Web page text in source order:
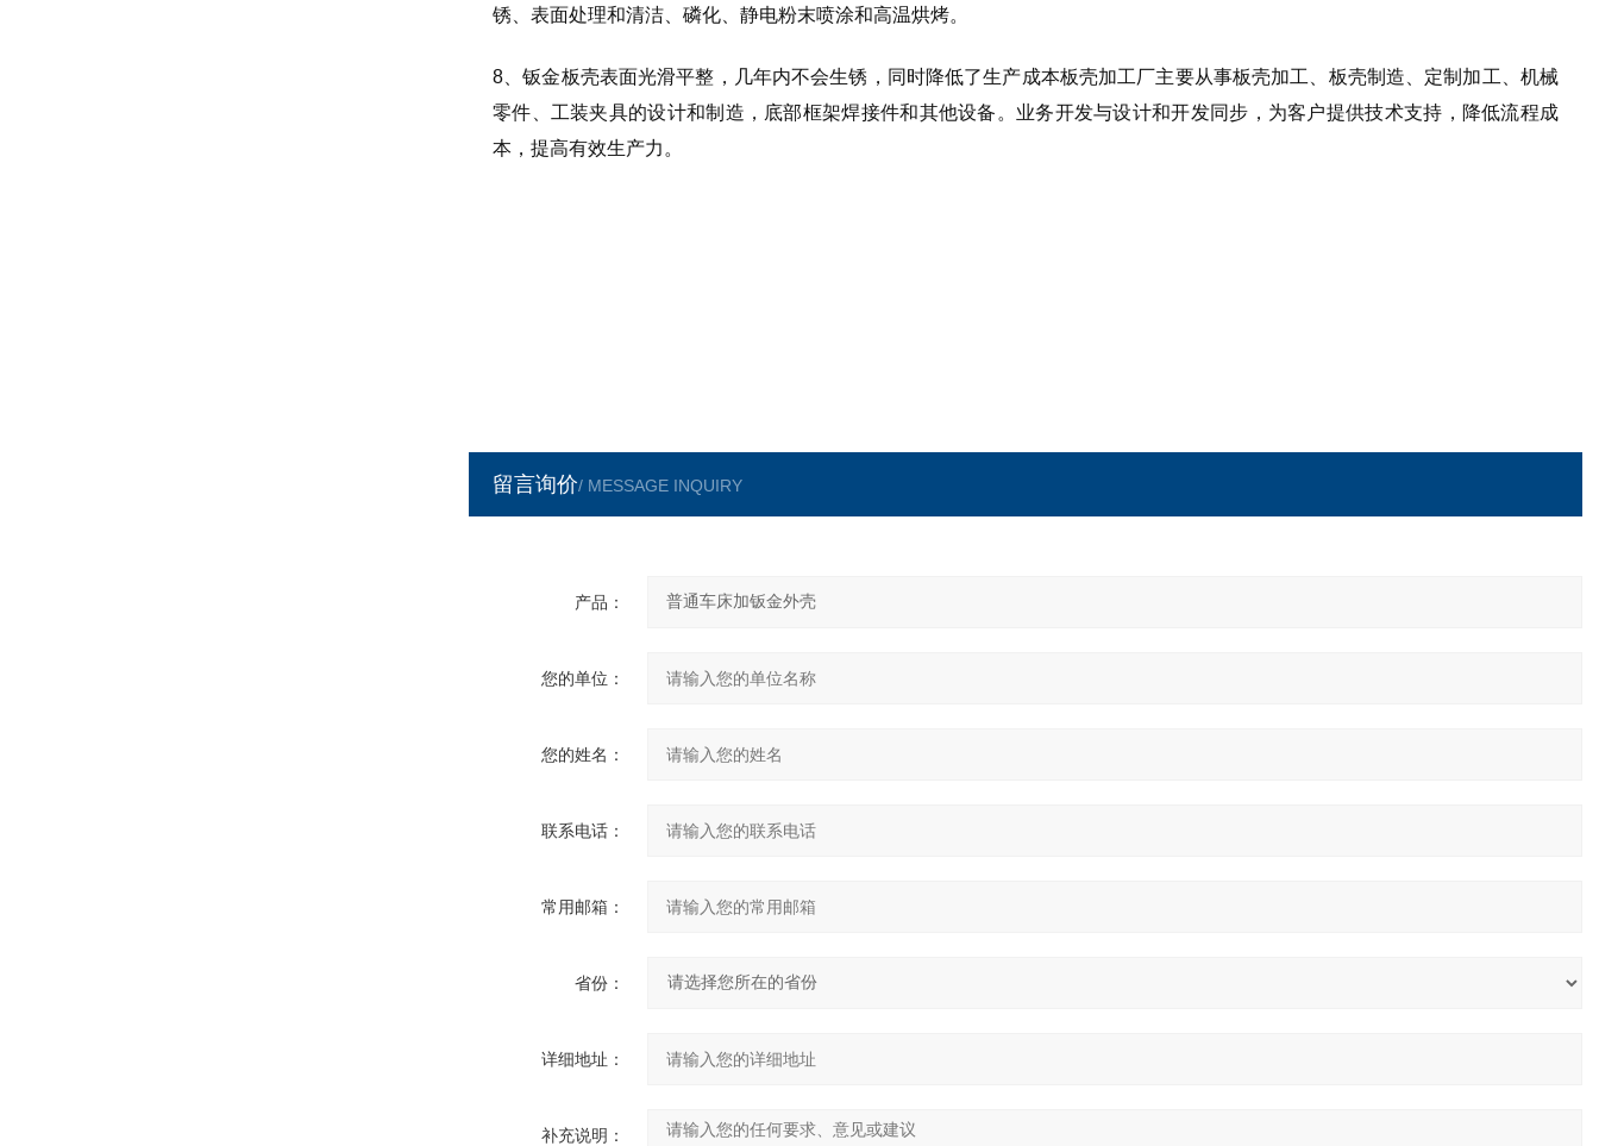
锈、表面处理和清洁、磷化、静电粉末喷涂和高温烘烤。
8、钣金板壳表面光滑平整，几年内不会生锈，同时降低了生产成本板壳加工厂主要从事板壳加工、板壳制造、定制加工、机械
零件、工装夹具的设计和制造，底部框架焊接件和其他设备。业务开发与设计和开发同步，为客户提供技术支持，降低流程成
本，提高有效生产力。
留言询价/ MESSAGE INQUIRY
产品：
您的单位：
您的姓名：
联系电话：
常用邮箱：
省份：
详细地址：
补充说明：